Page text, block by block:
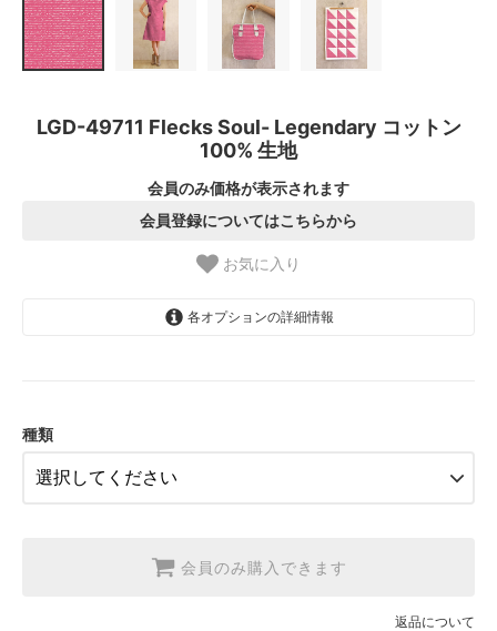
LGD-49711 Flecks Soul- Legendary コットン
100% 生地
会員のみ価格が表示されます
会員登録についてはこちらから
お気に入り
各オプションの詳細情報
【2026/9/20〆10月発送予定分】
種類
会員のみ購入できます
返品について